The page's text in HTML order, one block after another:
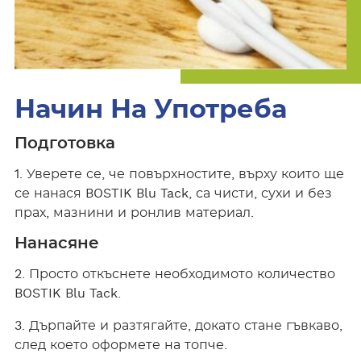
Начин На Употреба
Подготовка
1. Уверете се, че повърхностите, върху които ще
се нанася BOSTIK Blu Tack, са чисти, сухи и без
прах, мазнини и ронлив материал.
Нанасяне
2. Просто откъснете необходимото количество
BOSTIK Blu Tack.
3. Дърпайте и разтягайте, докато стане гъвкаво,
след което оформете на топче.